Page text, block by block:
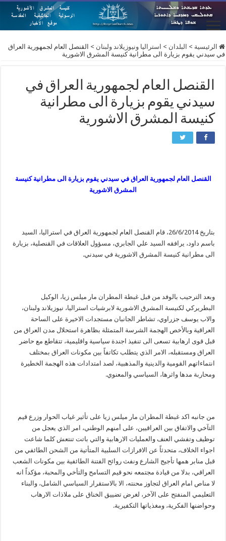
الرئيسية > البلدان > استراليا ونيوزيلاند ولبنان > القنصل العام لجمهورية العراق
في سيدني يقوم بزيارة الى مطرانية كنيسة المشرق الاشورية
القنصل العام لجمهورية العراق في
سيدني يقوم بزيارة الى مطرانية
كنيسة المشرق الاشورية
القنصل العام لجمهورية العراق في سيدني يقوم بزيارة الى مطرانية كنيسة
المشرق الاشورية
بتاريخ 26/6/2014، قام القنصل العام لجمهورية العراق في استراليا، السيد
باسم داود، يرافقه السيد علي الجابري، مسؤول العلاقات في القنصلية، بزيارة
الى مطرانية كنيسة المشرق الاشورية في سيدني.
وبعد الترحيب بالوفد من قبل غبطة المطران مار ميلس زيا، الوكيل
البطريركي لكنيسة المشرق الاشورية لابرشيات استراليا، نيوزيلاند ولبنان،
والاب يوسف جزراوي، تشاطر الجانبان مستجدات الاخيرة على الساحة
العراقية وبالأخص الهجمة الشرسة المتمثلة بظاهرة استحلال مدن العراق من
قبل قوى ارهابية تسعى الى تنفيذ اجندة سياسية واقليمية، تتقاطع مع حاضر
العراق ومستقبله، الامر الذي يتطلب تكاتفاً بين مكونات العراق بمختلف
انتماءاتهم القومية والدينية والمذهبية، لصد امتدادات هذه الهجمة الخطيرة
ومحاربة مدها واثرها، السياسي والمعنوي.
من جانبه اكد غبطة المطران مار ميلس زيا على تأثير غياب الحوار وزرع قيم
التآخي والاتفاق بين العراقيين، على أمنهم الوطني، امر الذي يعجل من
توظيف وتفشي العنف والعمليات الارهابية والتي باتت تنتعش كلما شاعت
اجواء الخلاف، متحدثاً عن الافرازات السلبية المتأتية من الشحن الطائفي من
قبل منابر همها تأجيج الشارع ونفث روائح الفتنة الطائفية بين مكونات الشعب
العراقي، بدلا من قيادة مجتمعه نحو قيم التسامح والتأخي والمحبة، مؤكداً انه
لا مناص امام العراق لتجاوز محنته، الا بالاستقرار السياسي الشامل، والبناء
التعليمي المنفتح على الآخر، لغرض تضييق الخناق على ملاذات الارهاب
وحواضنها الفكرية، ومغذياتها التكفيرية.